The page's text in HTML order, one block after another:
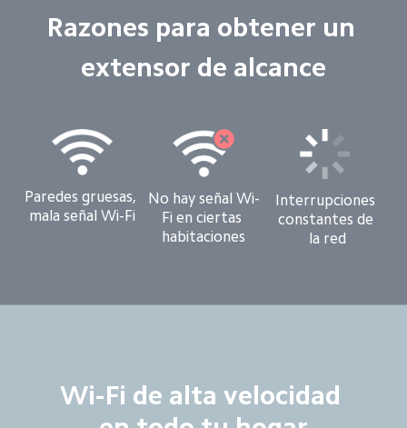
Razones para obtener un
extensor de alcance
Paredes gruesas,
mala señal Wi-Fi
No hay señal Wi-
Fi en ciertas
habitaciones
Interrupciones
constantes de
la red
Wi-Fi de alta velocidad